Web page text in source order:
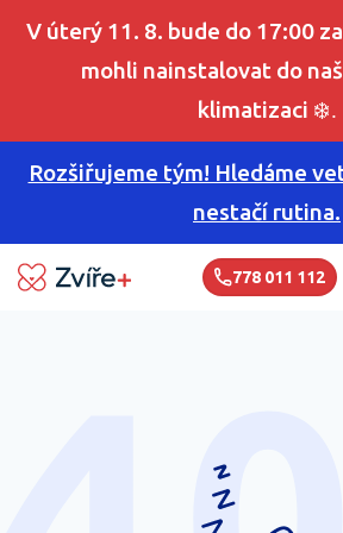
V úterý 11. 8. bude do 17:00
mohli nainstalovat do
klimatizaci ❄️.
Rozšiřujeme tým! Hledáme
nestačí rutina.
778 011 112